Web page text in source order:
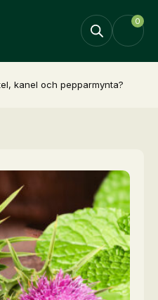
0
kanel och pepparmynta?